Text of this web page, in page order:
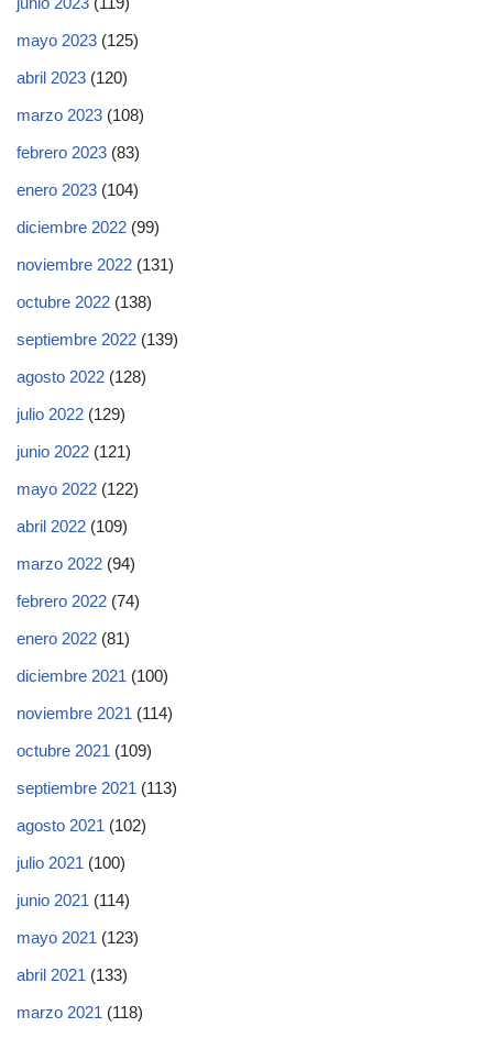
mayo 2023 (125)
abril 2023 (120)
marzo 2023 (108)
febrero 2023 (83)
enero 2023 (104)
diciembre 2022 (99)
noviembre 2022 (131)
octubre 2022 (138)
septiembre 2022 (139)
agosto 2022 (128)
julio 2022 (129)
junio 2022 (121)
mayo 2022 (122)
abril 2022 (109)
marzo 2022 (94)
febrero 2022 (74)
enero 2022 (81)
diciembre 2021 (100)
noviembre 2021 (114)
octubre 2021 (109)
septiembre 2021 (113)
agosto 2021 (102)
julio 2021 (100)
junio 2021 (114)
mayo 2021 (123)
abril 2021 (133)
marzo 2021 (118)